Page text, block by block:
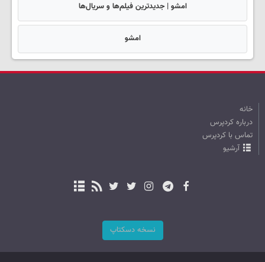
امشو | جدیدترین فیلم‌ها و سریال‌ها
امشو
خانه
درباره کردپرس
تماس با کردپرس
آرشیو
نسخه دسکتاپ